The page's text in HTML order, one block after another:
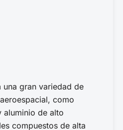
una gran variedad de
como
aluminio de alto
compuestos de alta